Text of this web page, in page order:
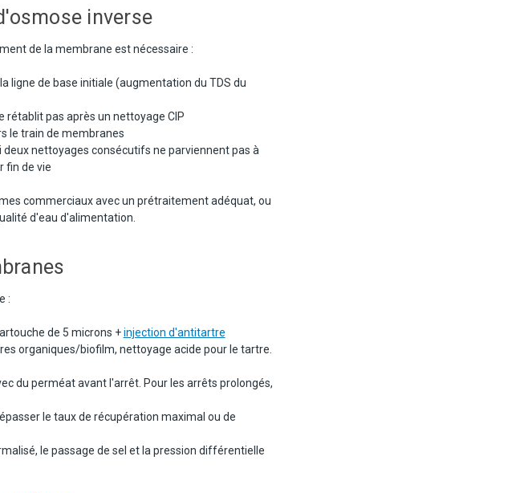
inverse
de la membrane est nécessaire :
ligne de base initiale (augmentation du TDS du
rétablit pas après un nettoyage CIP
le train de membranes
deux nettoyages consécutifs ne parviennent pas à
fin de vie
commerciaux avec un prétraitement adéquat, ou
d'eau d'alimentation.
:
de 5 microns +injection d'antitartre
organiques/biofilm, nettoyage acide pour le tartre.
du perméat avant l'arrêt. Pour les arrêts prolongés,
le taux de récupération maximal ou de
le passage de sel et la pression différentielle